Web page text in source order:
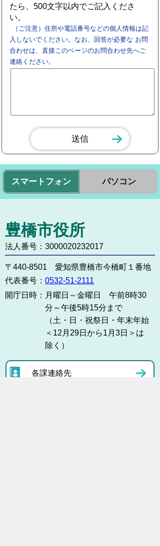
たら、500文字以内でご記入くださ
い。
（ご注意）住所や電話番号などの個人情報は記
入しないでください。なお、回答が必要な お問
合わせは、直接このページのお問合わせ先へご
連絡ください。
スマートフォン パソコン
豊橋市役所
法人番号：3000020232017
〒440-8501 愛知県豊橋市今橋町１番地
代表番号： 0532-51-2111
開庁日時： 月曜日～金曜日 午前8時30
分～午後5時15分まで
（土・日・祝祭日・年末年始
＜12月29日から1月3日＞は
除く）
各課連絡先